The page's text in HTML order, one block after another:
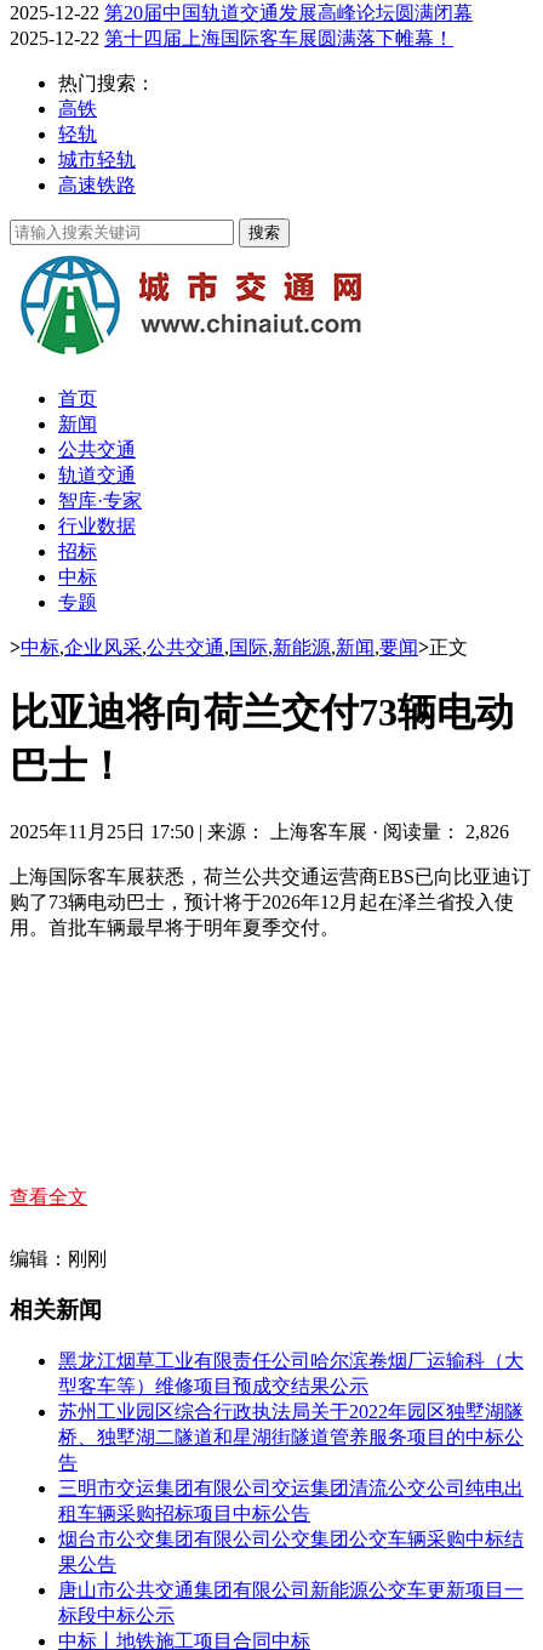
2025-12-22 第20届中国轨道交通发展高峰论坛圆满闭幕
2025-12-22 第十四届上海国际客车展圆满落下帷幕！
热门搜索：
高铁
轻轨
城市轻轨
高速铁路
首页
新闻
公共交通
轨道交通
智库·专家
行业数据
招标
中标
专题
>中标,企业风采,公共交通,国际,新能源,新闻,要闻>正文
比亚迪将向荷兰交付73辆电动
巴士！
2025年11月25日 17:50 | 来源： 上海客车展 · 阅读量： 2,826
上海国际客车展获悉，荷兰公共交通运营商EBS已向比亚迪订
购了73辆电动巴士，预计将于2026年12月起在泽兰省投入使
用。首批车辆最早将于明年夏季交付。
查看全文
编辑：刚刚
相关新闻
黑龙江烟草工业有限责任公司哈尔滨卷烟厂运输科（大
型客车等）维修项目预成交结果公示
苏州工业园区综合行政执法局关于2022年园区独墅湖隧
桥、独墅湖二隧道和星湖街隧道管养服务项目的中标公
告
三明市交运集团有限公司交运集团清流公交公司纯电出
租车辆采购招标项目中标公告
烟台市公交集团有限公司公交集团公交车辆采购中标结
果公告
唐山市公共交通集团有限公司新能源公交车更新项目一
标段中标公示
中标丨地铁施工项目合同中标